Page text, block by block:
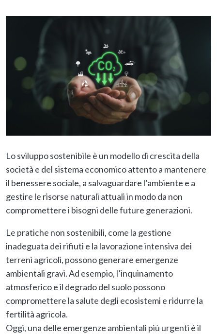
Lo sviluppo sostenibile è un modello di crescita della
società e del sistema economico attento a mantenere
il benessere sociale, a salvaguardare l’ambiente e a
gestire le risorse naturali attuali in modo da non
compromettere i bisogni delle future generazioni.
Le pratiche non sostenibili, come la gestione
inadeguata dei rifiuti e la lavorazione intensiva dei
terreni agricoli, possono generare emergenze
ambientali gravi. Ad esempio, l’inquinamento
atmosferico e il degrado del suolo possono
compromettere la salute degli ecosistemi e ridurre la
fertilità agricola.
Oggi, una delle emergenze ambientali più urgenti è il